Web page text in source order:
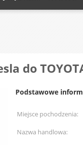
do
Podstawowe
Miejsce pochodzenia:
Nazwa handlowa: